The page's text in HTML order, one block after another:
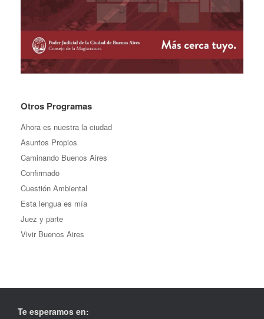
Otros Programas
Ahora es nuestra la ciudad
Asuntos Propios
Caminando Buenos Aires
Confirmado
Cuestión Ambiental
Esta lengua es mía
Juez y parte
Vivir Buenos Aires
Te esperamos en: